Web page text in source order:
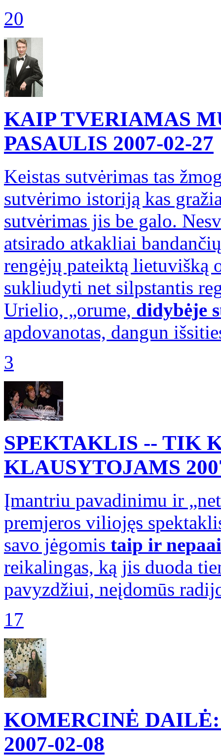
20
KAIP TVERIAMAS
PASAULIS 2007-02-27
Keistas sutvėrimas tas
sutvėrimo istoriją kas
sutvėrimas jis be galo.
atsirado atkakliai
rengėjų pateiktą lietuvišką
sukliudyti net silpstantis
Urielio, „orume, didybėje
apdovanotas, dangun
3
SPEKTAKLIS -- TIK
KLAUSYTOJAMS
Įmantriu pavadinimu ir
premjeros viliojęs
savo jėgomis taip ir
reikalingas, ką jis duoda
pavyzdžiui, neįdomūs
17
KOMERCINĖ
2007-02-08